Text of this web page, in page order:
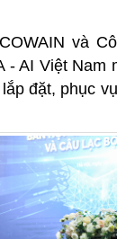
và
- AI Việt Nam
đặt, phục